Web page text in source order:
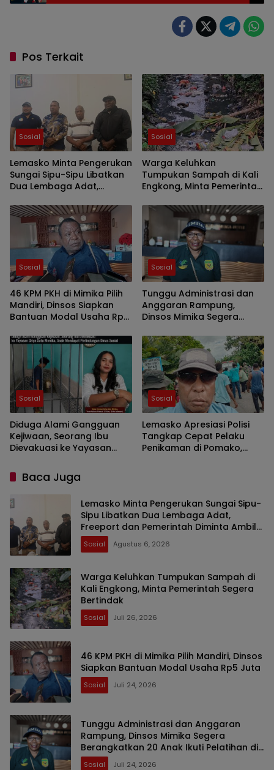
Pos Terkait
Sosial
Lemasko Minta Pengerukan
Sungai Sipu-Sipu Libatkan
Dua Lembaga Adat,
Diminta Ambil Tanggung
Jawab
Sosial
Warga Keluhkan
Tumpukan Sampah di Kali
Engkong, Minta Pemerintah
Sosial
46 KPM PKH di Mimika Pilih
Mandiri, Dinsos Siapkan
Bantuan Modal Usaha Rp5
Sosial
Tunggu Administrasi dan
Anggaran Rampung,
Dinsos Mimika Segera
Ikuti Pelatihan di Bogor
dan Jakarta
Sosial
Diduga Alami Gangguan
Kejiwaan, Seorang Ibu
Dievakuasi ke Yayasan
Mendapat Perlindungan
Dinas Sosial
Sosial
Lemasko Apresiasi Polisi
Tangkap Cepat Pelaku
Penikaman di Pomako,
Baca Juga
Lemasko Minta Pengerukan Sungai Sipu-
Sipu Libatkan Dua Lembaga Adat,
Freeport dan Pemerintah Diminta Ambil
Tanggung Jawab
Sosial Agustus 6, 2026
Warga Keluhkan Tumpukan Sampah di
Kali Engkong, Minta Pemerintah Segera
Bertindak
Sosial Juli 26, 2026
46 KPM PKH di Mimika Pilih Mandiri, Dinsos
Siapkan Bantuan Modal Usaha Rp5 Juta
Sosial Juli 24, 2026
Tunggu Administrasi dan Anggaran
Rampung, Dinsos Mimika Segera
Berangkatkan 20 Anak Ikuti Pelatihan di
Bogor dan Jakarta
Sosial Juli 24, 2026